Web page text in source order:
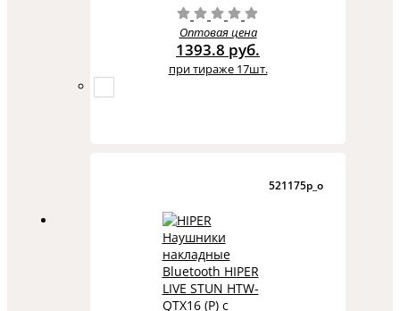
Оптовая цена
1393.8 руб.
при тираже 17шт.
521175p_o